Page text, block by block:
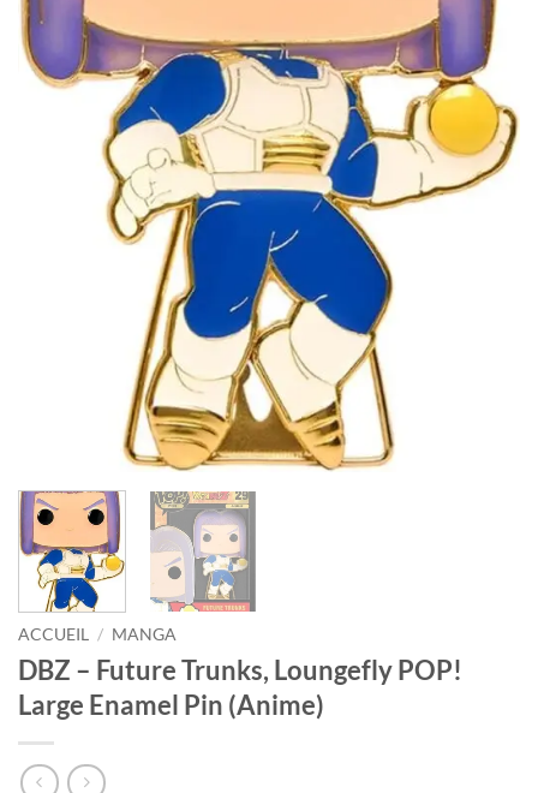
ACCUEIL / MANGA
DBZ – Future Trunks, Loungefly POP!
Large Enamel Pin (Anime)